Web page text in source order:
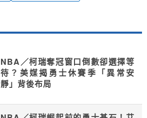
NBA／柯瑞奪冠窗口倒數卻選擇等
待？美媒揭勇士休賽季「異常安
靜」背後布局